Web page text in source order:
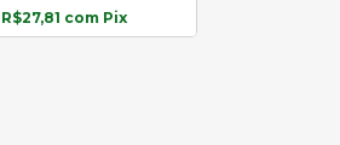
R$27,81 com Pix